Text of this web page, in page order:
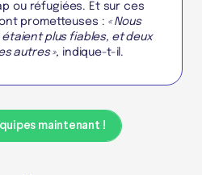
ou réfugiées. Et sur ces
prometteuses : « Nous
étaient plus fiables, et deux
autres », indique-t-il.
maintenant !